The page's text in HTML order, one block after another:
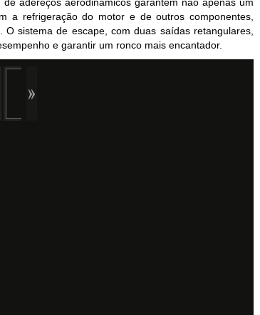
a refrigeração do motor e de outros componentes,
sistema de escape, com duas saídas retangulares,
e garantir um ronco mais encantador.